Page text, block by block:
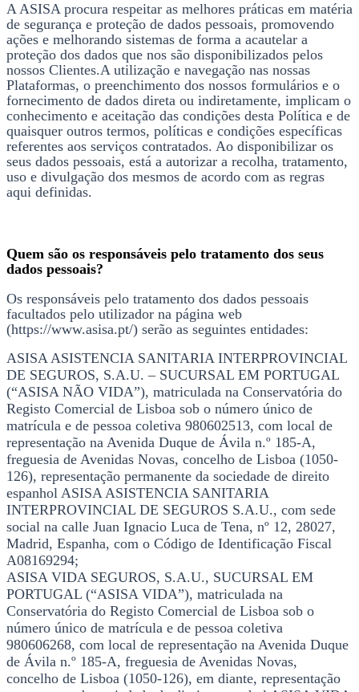
A ASISA procura respeitar as melhores práticas em matéria
de segurança e proteção de dados pessoais, promovendo
ações e melhorando sistemas de forma a acautelar a
proteção dos dados que nos são disponibilizados pelos
nossos Clientes.A utilização e navegação nas nossas
Plataformas, o preenchimento dos nossos formulários e o
fornecimento de dados direta ou indiretamente, implicam o
conhecimento e aceitação das condições desta Política e de
quaisquer outros termos, políticas e condições específicas
referentes aos serviços contratados. Ao disponibilizar os
seus dados pessoais, está a autorizar a recolha, tratamento,
uso e divulgação dos mesmos de acordo com as regras
aqui definidas.
Quem são os responsáveis pelo tratamento dos seus
dados pessoais?
Os responsáveis pelo tratamento dos dados pessoais
facultados pelo utilizador na página web
(https://www.asisa.pt/) serão as seguintes entidades:
ASISA ASISTENCIA SANITARIA INTERPROVINCIAL
DE SEGUROS, S.A.U. – SUCURSAL EM PORTUGAL
(“ASISA NÃO VIDA”), matriculada na Conservatória do
Registo Comercial de Lisboa sob o número único de
matrícula e de pessoa coletiva 980602513, com local de
representação na Avenida Duque de Ávila n.º 185-A,
freguesia de Avenidas Novas, concelho de Lisboa (1050-
126), representação permanente da sociedade de direito
espanhol ASISA ASISTENCIA SANITARIA
INTERPROVINCIAL DE SEGUROS S.A.U., com sede
social na calle Juan Ignacio Luca de Tena, nº 12, 28027,
Madrid, Espanha, com o Código de Identificação Fiscal
A08169294;
ASISA VIDA SEGUROS, S.A.U., SUCURSAL EM
PORTUGAL (“ASISA VIDA”), matriculada na
Conservatória do Registo Comercial de Lisboa sob o
número único de matrícula e de pessoa coletiva
980606268, com local de representação na Avenida Duque
de Ávila n.º 185-A, freguesia de Avenidas Novas,
concelho de Lisboa (1050-126), em diante, representação